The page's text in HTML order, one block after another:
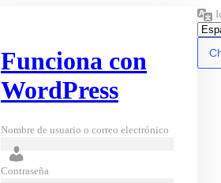
Funciona con
WordPress
Nombre de usuario o correo electrónico
Contraseña